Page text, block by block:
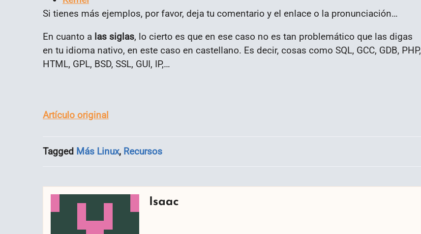
Si tienes más ejemplos, por favor, deja tu comentario y el enlace o la pronunciación…
En cuanto a las siglas, lo cierto es que en ese caso no es tan problemático que las digas
en tu idioma nativo, en este caso en castellano. Es decir, cosas como SQL, GCC, GDB, PHP,
HTML, GPL, BSD, SSL, GUI, IP,…
Artículo original
Tagged Más Linux, Recursos
Isaac